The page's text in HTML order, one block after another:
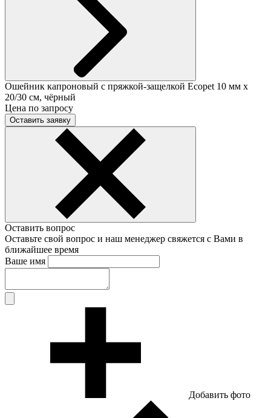
Ошейник капроновый с пряжкой-защелкой Ecopet 10 мм x
20/30 см, чёрный
Цена по запросу
Оставить заявку
Оставить вопрос
Оставьте свой вопрос и наш менеджер свяжется с Вами в
ближайшее время
Ваше имя
Добавить фото